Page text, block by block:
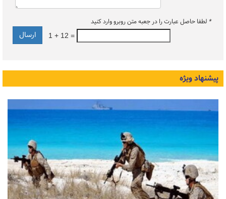
* لطفا حاصل عبارت را در جعبه متن روبرو وارد کنید
1 + 12 =
پیشنهاد ویژه